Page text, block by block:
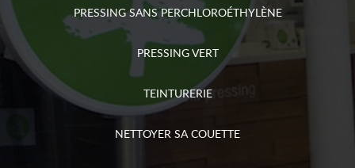
PRESSING SANS PERCHLOROÉTHYLÈNE
PRESSING VERT
TEINTURERIE
NETTOYER SA COUETTE